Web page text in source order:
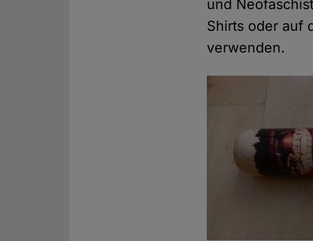
und
Shirts oder auf
verwenden.